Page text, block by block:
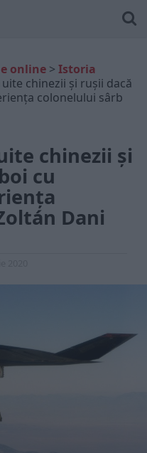
online > Istoria
chinezii și rușii dacă
colonelului sârb
chinezii și
cu
Dani